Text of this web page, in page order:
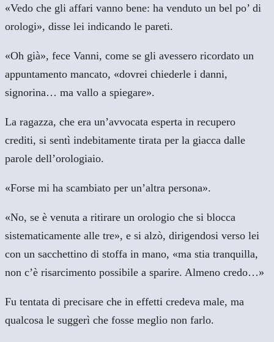
«Vedo che gli affari vanno bene: ha venduto un bel po’ di
orologi», disse lei indicando le pareti.
«Oh già», fece Vanni, come se gli avessero ricordato un
appuntamento mancato, «dovrei chiederle i danni,
signorina… ma vallo a spiegare».
La ragazza, che era un’avvocata esperta in recupero
crediti, si sentì indebitamente tirata per la giacca dalle
parole dell’orologiaio.
«Forse mi ha scambiato per un’altra persona».
«No, se è venuta a ritirare un orologio che si blocca
sistematicamente alle tre», e si alzò, dirigendosi verso lei
con un sacchettino di stoffa in mano, «ma stia tranquilla,
non c’è risarcimento possibile a sparire. Almeno credo…»
Fu tentata di precisare che in effetti credeva male, ma
qualcosa le suggerì che fosse meglio non farlo.